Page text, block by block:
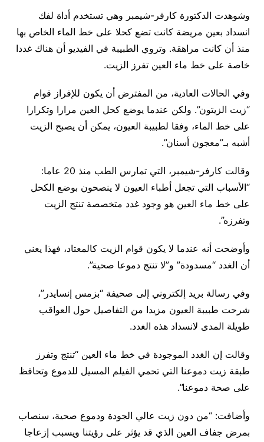
وشوهدت الدكتورة كارفر-شيمبر وهي تستخدم أداة لفك
انسداد بعين مريضة كانت تضع كحلا على خط الماء الخاص بها
منذ أن كانت مراهقة. وتروي الطبيبة في الفيديو أن هناك غددا
خاصة على خط ماء العين تفرز الزيت.
وفي الحالات العادية، من المفترض أن يكون للإفراز قوام
“زيت الزيتون”. ولكن عندما يوضع كحل العين مرارا وتكرارا
على خط الماء، وفقا لطبيبة العيون، يمكن أن يصبح الزيت
أشبه بـ”معجون أسنان”.
وقالت كارفر-شيمبر، التي تمارس الطب منذ 20 عاما:
“الأسباب التي تجعل أطباء العيون لا ينصحون بوضع الكحل
على خط ماء العين هو وجود غدد متخصصة تنتج الزيت
وتفرزه”.
وأوضحت أنه عندما لا يكون قوام الزيت كالمعتاد، فهذا يعني
أن الغدد “مسدودة” و”لا تنتج دموعا صحية”.
وفي رسالة بريد إلكتروني إلى صحيفة “بزمس إنسايدر”،
شرحت طبيبة العيون مزيدا من التفاصيل حول العواقب
طويلة المدى لانسداد هذه الغدد.
وقالت إن الغدد الموجودة في خط ماء العين “تنتج وتفرز
طبقة زيت دموعنا التي تحمي الفيلم المسيل للدموع وتحافظ
على صحة دموعنا”.
وأضافت: “من دون زيت عالي الجودة ودموع صحية، سنصاب
بمرض جفاف العين الذي قد يؤثر على رؤيتنا ويسبب إزعاجا